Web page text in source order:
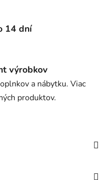
14 dní
výrobkov
a nábytku. Viac
produktov.